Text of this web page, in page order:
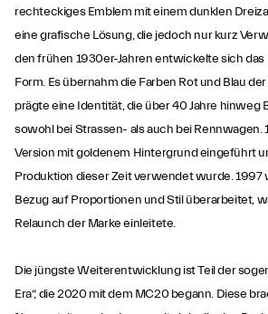
rechteckiges Emblem mit einem dunklen
eine grafische Lösung, die jedoch nur kurz
den frühen 1930er-Jahren entwickelte sich das
Form. Es übernahm die Farben Rot und Blau
prägte eine Identität, die über 40 Jahre hinweg
sowohl bei Strassen- als auch bei Rennwagen.
Version mit goldenem Hintergrund eingeführt
Produktion dieser Zeit verwendet wurde. 1997
Bezug auf Proportionen und Stil überarbeitet,
Relaunch der Marke einleitete.
Die jüngste Weiterentwicklung ist Teil der
Era“, die 2020 mit dem MC20 begann. Diese